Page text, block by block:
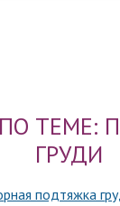
ТЕМЕ:
ГРУДИ
подтяжка